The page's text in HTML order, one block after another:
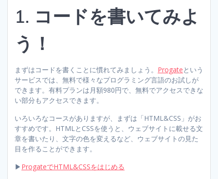
1. コードを書いてみよ
う！
まずはコードを書くことに慣れてみましょう。 Progateという
サービスでは、無料で様々なプログラミング言語のお試しが
できます。有料プランは月額980円で、無料でアクセスできな
い部分もアクセスできます。
いろいろなコースがありますが、まずは「HTML&CSS」がお
すすめです。HTMLとCSSを使うと、ウェブサイトに載せる文
章を書いたり、文字の色を変えるなど、ウェブサイトの見た
目を作ることができます。
▶︎ ProgateでHTML&CSSをはじめる